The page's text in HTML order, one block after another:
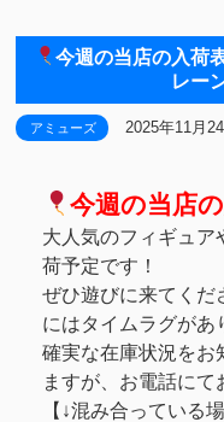
今週の当店の入荷
レー
アミューズ 2025年11月
今週の当店
大人気のフィギュア
荷予定です！
ぜひ遊びに来てくだ
にはタイムラグがあ
確実な在庫状況をお
ますが、お電話に
【↓混み合っている